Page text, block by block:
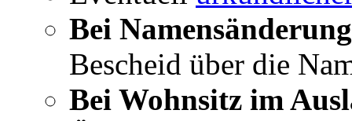
Bei
Bescheid über die
Bei Wohnsitz im